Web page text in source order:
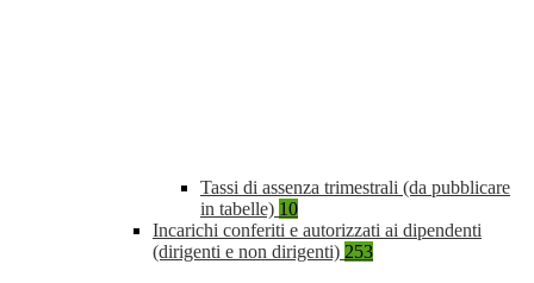
Tassi di assenza trimestrali (da pubblicare
in tabelle) 10
Incarichi conferiti e autorizzati ai dipendenti
(dirigenti e non dirigenti) 253